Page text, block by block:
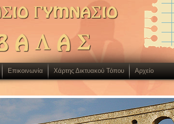
Επικοινωνία Χάρτης Δικτυακού Τόπου Aρχείο